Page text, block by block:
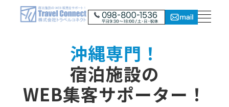
沖縄専門！
宿泊施設の
WEB集客サポーター！